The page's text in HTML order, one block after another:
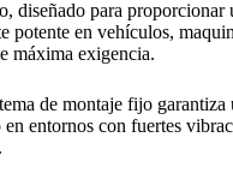
diseñado para proporcionar
potente en vehículos,
máxima exigencia.
de montaje fijo
en entornos con fuertes